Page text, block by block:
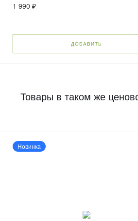
1 990 ₽
ДОБАВИТЬ
Товары в таком же
Новинка